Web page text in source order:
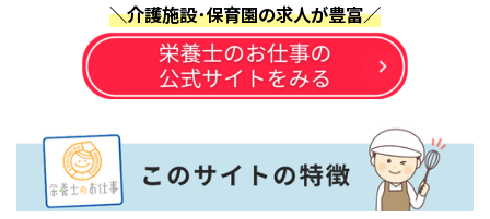
＼介護施設･保育園の求人が豊富／